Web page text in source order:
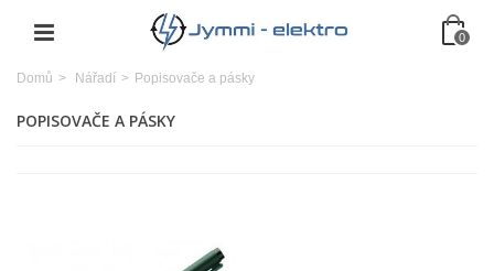
0
Domů > Nářadí > Popisovače a pásky
POPISOVAČE A PÁSKY